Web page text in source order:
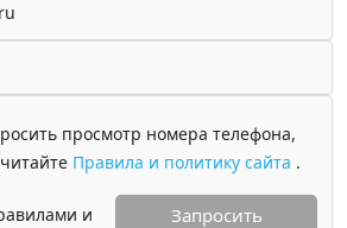
просмотр номера телефона,
Правила и политику сайта .
и
Запросить